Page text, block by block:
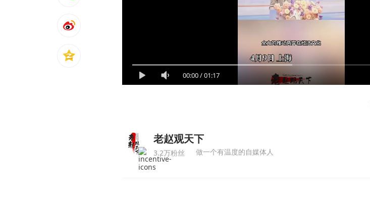
00:00/01:17
老赵观天下
3.2万粉丝 做一个有温度的自媒体人